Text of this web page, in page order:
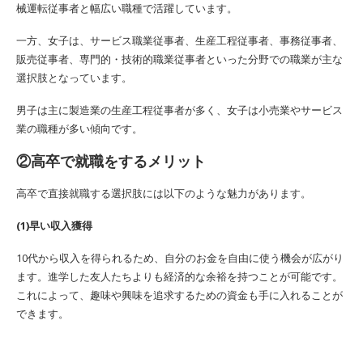
械運転従事者と幅広い職種で活躍しています。
一方、女子は、サービス職業従事者、生産工程従事者、事務従事者、
販売従事者、専門的・技術的職業従事者といった分野での職業が主な
選択肢となっています。
男子は主に製造業の生産工程従事者が多く、女子は小売業やサービス
業の職種が多い傾向です。
②高卒で就職をするメリット
高卒で直接就職する選択肢には以下のような魅力があります。
(1)早い収入獲得
10代から収入を得られるため、自分のお金を自由に使う機会が広がり
ます。進学した友人たちよりも経済的な余裕を持つことが可能です。
これによって、趣味や興味を追求するための資金も手に入れることが
できます。